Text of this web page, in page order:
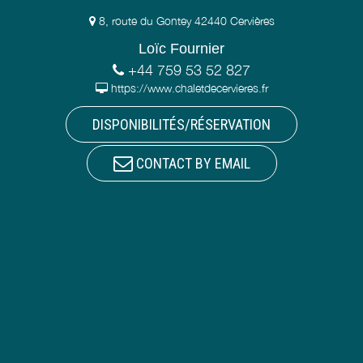
8, route du Gontey 42440 Cervières
Loïc Fournier
+44 759 53 52 827
https://www.chaletdecervieres.fr
DISPONIBILITÉS/RÉSERVATION
CONTACT BY EMAIL